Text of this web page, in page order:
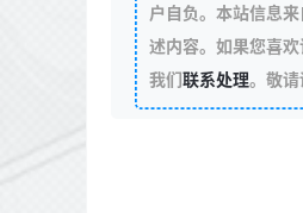
户自负。本站信息
述内容。如果您喜
我们联系处理。敬